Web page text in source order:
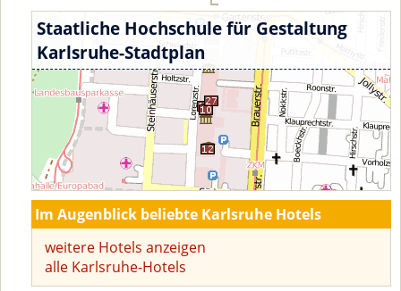
Staatliche Hochschule für Gestaltung
Karlsruhe-Stadtplan
Im Augenblick beliebte Karlsruhe Hotels
weitere Hotels anzeigen
alle Karlsruhe-Hotels